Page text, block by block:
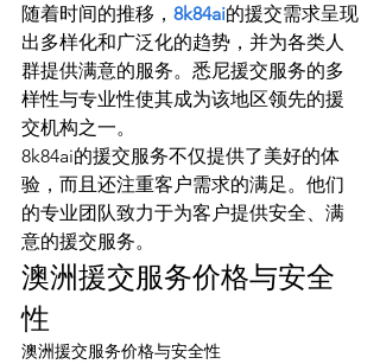
随着时间的推移， 8k84ai的援交需求呈现
出多样化和广泛化的趋势，并为各类人
群提供满意的服务。悉尼援交服务的多
样性与专业性使其成为该地区领先的援
交机构之一。
8k84ai的援交服务不仅提供了美好的体
验，而且还注重客户需求的满足。他们
的专业团队致力于为客户提供安全、满
意的援交服务。
澳洲援交服务价格与安全
性
澳洲援交服务价格与安全性